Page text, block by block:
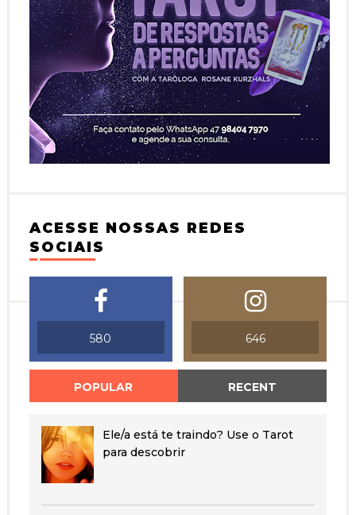
ACESSE NOSSAS REDES
SOCIAIS
580 646
POPULAR RECENT
Ele/a está te traindo? Use o Tarot
para descobrir